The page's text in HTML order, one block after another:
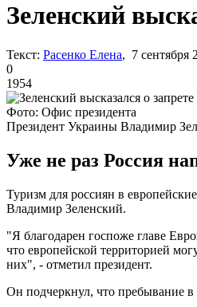
Зеленский
Текст: Расенко Елена, 7 сентября
0
1954
Фото: Офис президента
Президент Украины Владимир
Уже не раз Россия
Туризм для россиян в
Владимир Зеленский.
"Я благодарен госпоже главе
что европейской территорией
них", - отметил президент.
Он подчеркнул, что пребывание